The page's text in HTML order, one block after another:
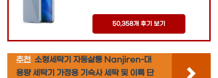
50,358개 후기 보기
추천 소형세탁기 자동삶통 Nanjiren-대
용량 세탁기 가정용 기숙사 세탁 및 이륙 단